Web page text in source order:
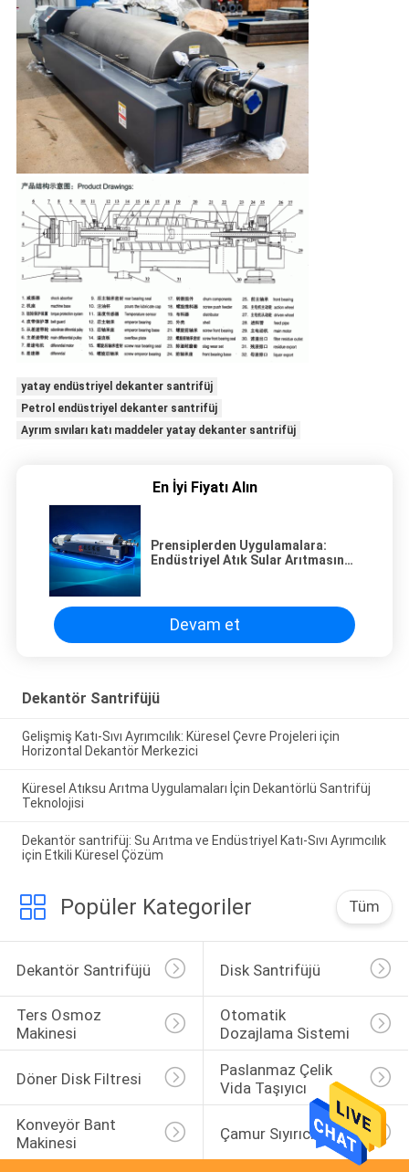
yatay endüstriyel dekanter santrifüj
Petrol endüstriyel dekanter santrifüj
Ayrım sıvıları katı maddeler yatay dekanter santrifüj
En İyi Fiyatı Alın
Prensiplerden Uygulamalara:
Endüstriyel Atık Sular Arıtmasında
Devam et
Dekantör Santrifüjü
Gelişmiş Katı-Sıvı Ayrımcılık: Küresel Çevre Projeleri için
Horizontal Dekantör Merkezici
Küresel Atıksu Arıtma Uygulamaları İçin Dekantörlü Santrifüj
Teknolojisi
Dekantör santrifüj: Su Arıtma ve Endüstriyel Katı-Sıvı Ayrımcılık
için Etkili Küresel Çözüm
Popüler Kategoriler Tüm
Dekantör Santrifüjü Disk Santrifüjü
Ters Osmoz
Makinesi
Otomatik
Dozajlama Sistemi
Döner Disk Filtresi
Paslanmaz Çelik
Vida Taşıyıcı
Konveyör Bant
Makinesi
Çamur Sıyırıcı